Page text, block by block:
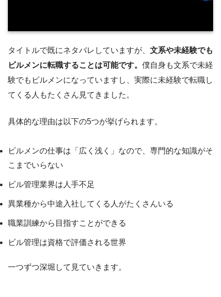
タイトルで既にネタバレしていますが、 文系や未経験でも
ビルメンに転職することは可能です。 僕自身も文系で未経
験でもビルメンになっていますし、実際に未経験で転職し
てくる人もたくさん見てきました。
具体的な理由は以下の5つが挙げられます。
ビルメンの仕事は「広く浅く」なので、専門的な知識がそ
こまでいらない
ビル管理業界は人手不足
異業種から中途入社してくる人がたくさんいる
職業訓練から目指すことができる
ビル管理は資格で評価される世界
一つずつ深堀して見ていきます。